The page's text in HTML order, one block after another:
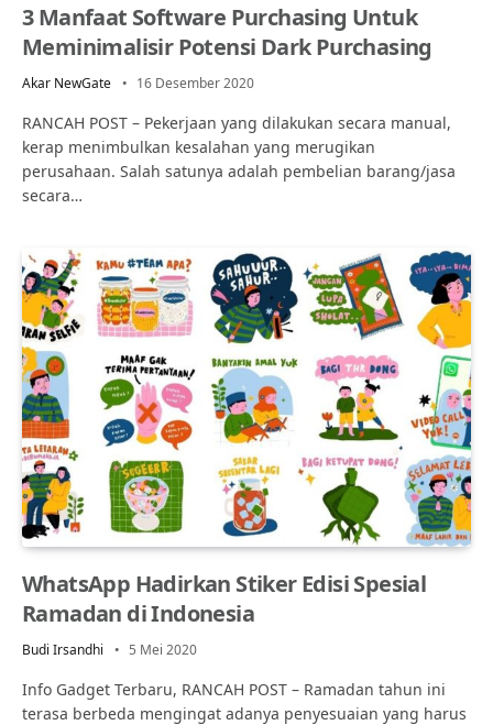
3 Manfaat Software Purchasing Untuk
Meminimalisir Potensi Dark Purchasing
Akar NewGate 16 Desember 2020
RANCAH POST – Pekerjaan yang dilakukan secara manual,
kerap menimbulkan kesalahan yang merugikan
perusahaan. Salah satunya adalah pembelian barang/jasa
secara…
WhatsApp Hadirkan Stiker Edisi Spesial
Ramadan di Indonesia
Budi Irsandhi 5 Mei 2020
Info Gadget Terbaru, RANCAH POST – Ramadan tahun ini
terasa berbeda mengingat adanya penyesuaian yang harus